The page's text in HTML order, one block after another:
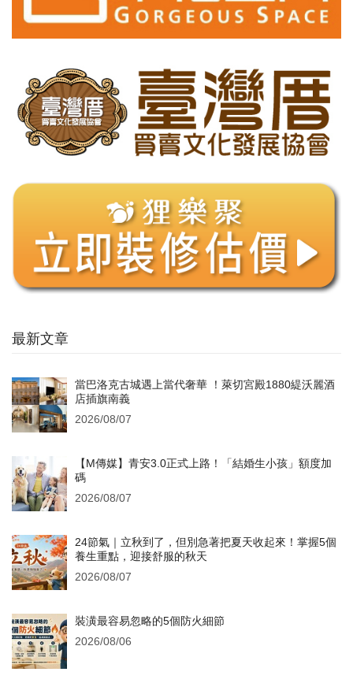
最新文章
當巴洛克古城遇上當代奢華 ！萊切宮殿1880緹沃麗酒
店插旗南義
2026/08/07
【M傳媒】青安3.0正式上路！「結婚生小孩」額度加
碼
2026/08/07
24節氣｜立秋到了，但別急著把夏天收起來！掌握5個
養生重點，迎接舒服的秋天
2026/08/07
裝潢最容易忽略的5個防火細節
2026/08/06